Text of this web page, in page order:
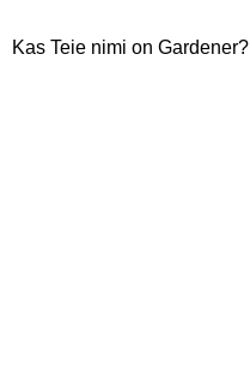
Kas Teie nimi on Gardener?